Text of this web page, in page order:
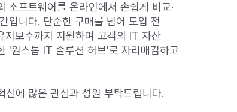
소프트웨어를 온라인에서 손쉽게 비교·
입니다. 단순한 구매를 넘어 도입 전
보수까지 지원하며 고객의 IT 자산
'원스톱 IT 솔루션 허브'로 자리매김하고
에 많은 관심과 성원 부탁드립니다.